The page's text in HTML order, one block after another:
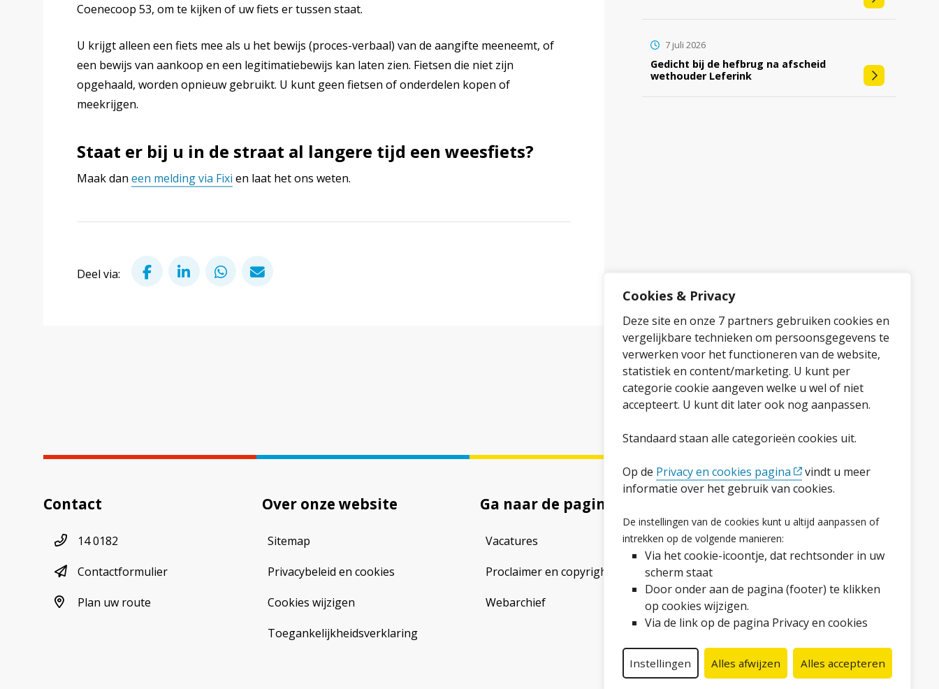
Cookies & Privacy
Deze site en onze 7 partners gebruiken cookies en
vergelijkbare technieken om persoonsgegevens te
verwerken voor het functioneren van de website,
statistiek en content/marketing. U kunt per
categorie cookie aangeven welke u wel of niet
accepteert. U kunt dit later ook nog aanpassen.
Standaard staan alle categorieën cookies uit.
Op de Privacy en cookies pagina
vindt u meer
informatie over het gebruik van cookies.
De instellingen van de cookies kunt u altijd aanpassen of
intrekken op de volgende manieren:
Via het cookie-icoontje, dat rechtsonder in uw
scherm staat
Door onder aan de pagina (footer) te klikken
op cookies wijzigen.
Via de link op de pagina Privacy en cookies
Instellingen Alles afwijzen Alles accepteren
Coenecoop 53, om te kijken of uw fiets er tussen staat.
U krijgt alleen een fiets mee als u het bewijs (proces-verbaal) van de aangifte meeneemt, of
een bewijs van aankoop en een legitimatiebewijs kan laten zien. Fietsen die niet zijn
opgehaald, worden opnieuw gebruikt. U kunt geen fietsen of onderdelen kopen of
meekrijgen.
Staat er bij u in de straat al langere tijd een weesfiets?
Maak dan een melding via Fixi en laat het ons weten.
Deel via:
Deel via Facebook
Deel via LinkedInDeel via WhatsApp
Gedicht bij de hefbrug na afscheid
wethouder Leferink
7 juli 2026
Contact
Telefoonnummer
14 0182
contactformulier
Contactformulier
plan uw route
Plan uw route
Over onze website
Sitemap
Privacybeleid en cookies
Cookies wijzigen
Toegankelijkheidsverklaring
Ga naar de pagina
Vacatures
Proclaimer en copyright
Webarchief
Facebook
LinkedInInstagram